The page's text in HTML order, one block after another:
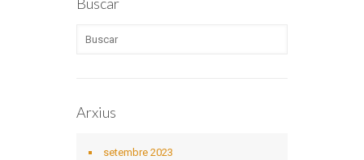
Arxius
setembre 2023